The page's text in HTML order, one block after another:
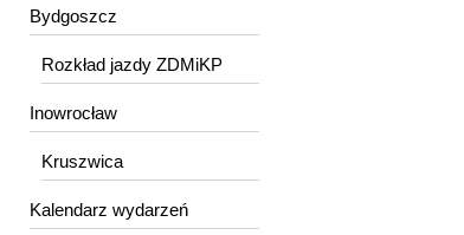
Bydgoszcz
Rozkład jazdy ZDMiKP
Inowrocław
Kruszwica
Kalendarz wydarzeń